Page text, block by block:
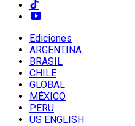
Ediciones
ARGENTINA
BRASIL
CHILE
GLOBAL
MÉXICO
PERU
US ENGLISH